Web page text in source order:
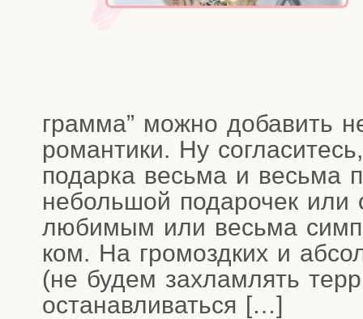
грам­ма” мож­но доба­вить
роман­ти­ки. Ну
подар­ка весь­ма и весь­ма
неболь­шой пода­ро­чек или
люби­мым или весь­ма
ком. На гро­мозд­ких и
(не будем захлам­лять
останавливаться […]